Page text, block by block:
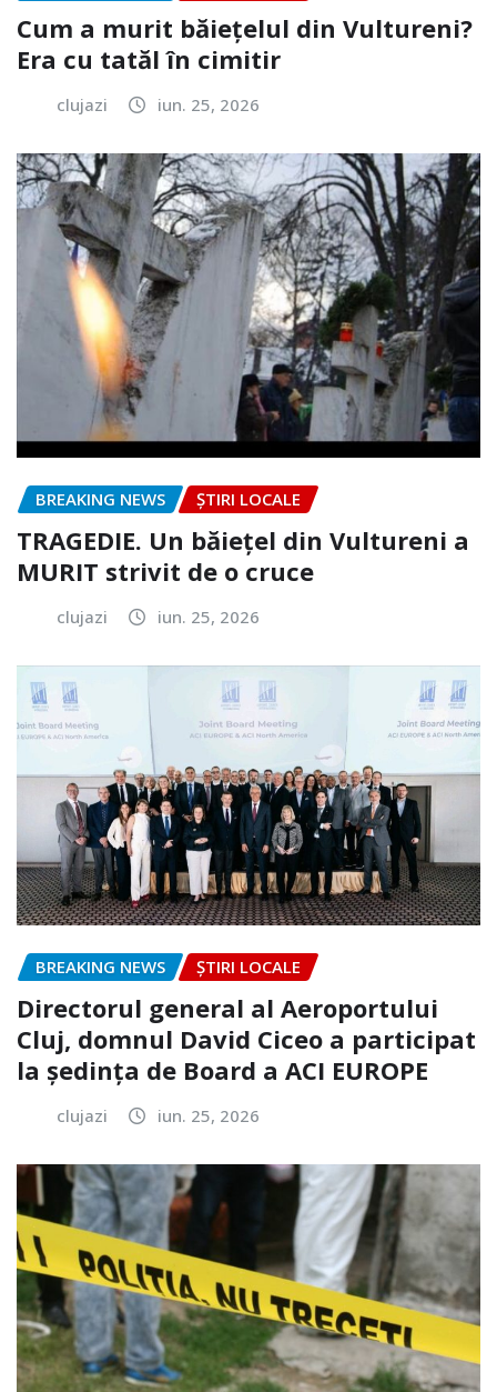
Cum a murit băiețelul din Vultureni?
Era cu tatăl în cimitir
clujazi iun. 25, 2026
BREAKING NEWS ȘTIRI LOCALE
TRAGEDIE. Un băiețel din Vultureni a
MURIT strivit de o cruce
clujazi iun. 25, 2026
BREAKING NEWS ȘTIRI LOCALE
Directorul general al Aeroportului
Cluj, domnul David Ciceo a participat
la ședința de Board a ACI EUROPE
clujazi iun. 25, 2026